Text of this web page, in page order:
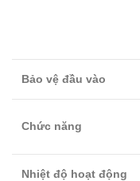
Bảo vệ đầu vào
Chức năng
Nhiệt độ hoạt động